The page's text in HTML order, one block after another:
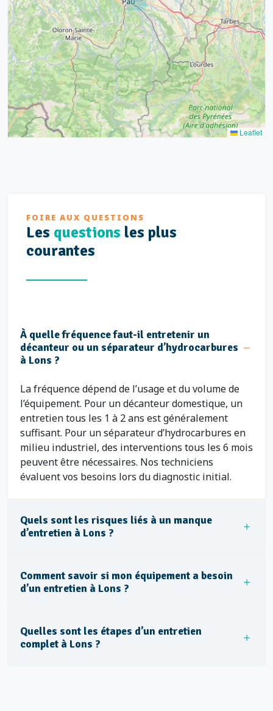
2
3
12
7
Leaflet
FOIRE AUX QUESTIONS
Les questions les plus
courantes
À quelle fréquence faut-il entretenir un
décanteur ou un séparateur d’hydrocarbures
à Lons ?
La fréquence dépend de l’usage et du volume de
l’équipement. Pour un décanteur domestique, un
entretien tous les 1 à 2 ans est généralement
suffisant. Pour un séparateur d’hydrocarbures en
milieu industriel, des interventions tous les 6 mois
peuvent être nécessaires. Nos techniciens
évaluent vos besoins lors du diagnostic initial.
Quels sont les risques liés à un manque
d’entretien à Lons ?
Comment savoir si mon équipement a besoin
d’un entretien à Lons ?
Quelles sont les étapes d’un entretien
complet à Lons ?